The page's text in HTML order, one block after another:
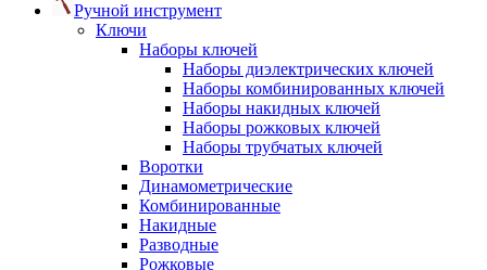
Ручной инструмент
Ключи
Наборы ключей
Наборы диэлектрических ключей
Наборы комбинированных ключей
Наборы накидных ключей
Наборы рожковых ключей
Наборы трубчатых ключей
Воротки
Динамометрические
Комбинированные
Накидные
Разводные
Рожковые